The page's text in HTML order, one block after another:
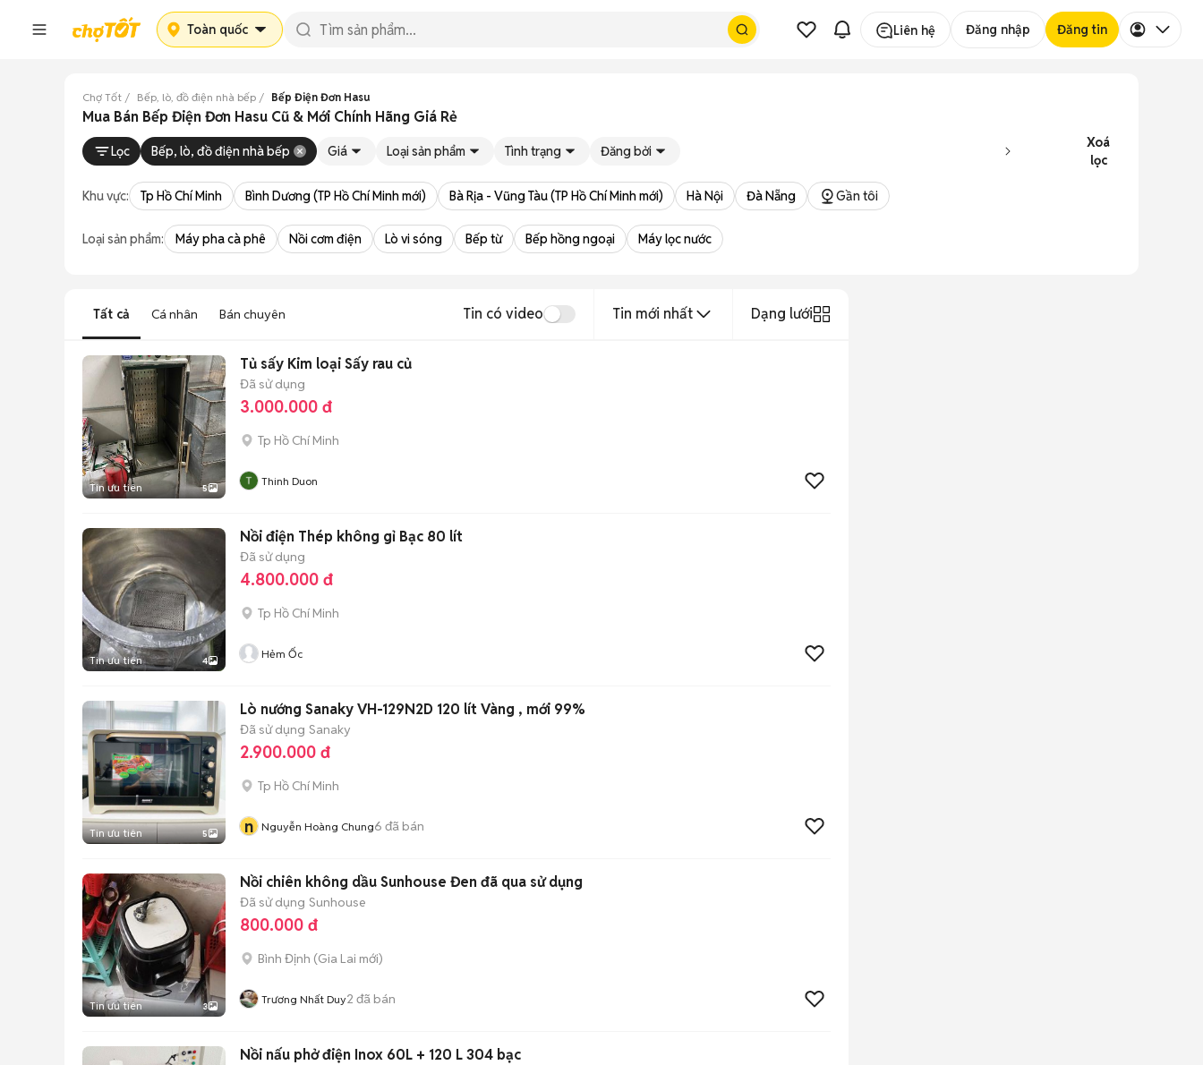
Toàn quốc Liên hệ Đăng nhập Đăng tin
Chợ Tốt Bếp, lò, đồ điện nhà bếp Bếp Điện Đơn Hasu
Mua Bán Bếp Điện Đơn Hasu Cũ & Mới Chính Hãng Giá Rẻ
Lọc Bếp, lò, đồ điện nhà bếp Giá Loại sản phẩm Tình trạng Đăng bởi
Xoá
lọc
Khu vực: Tp Hồ Chí Minh Bình Dương (TP Hồ Chí Minh mới) Bà Rịa - Vũng Tàu (TP Hồ Chí Minh mới) Hà Nội Đà Nẵng Gần tôi
Loại sản phẩm: Máy pha cà phê Nồi cơm điện Lò vi sóng Bếp từ Bếp hồng ngoại Máy lọc nước
Tất cả Cá nhân Bán chuyên Tin có video Tin mới nhất Dạng lưới
Tin ưu tiên 5
Tủ sấy Kim loại Sấy rau củ
Đã sử dụng
3.000.000 đ
Tp Hồ Chí Minh
Thinh Duon
Tin ưu tiên 4
Nồi điện Thép không gỉ Bạc 80 lít
Đã sử dụng
4.800.000 đ
Tp Hồ Chí Minh
Hẻm Ốc
Tin ưu tiên 5
Lò nướng Sanaky VH-129N2D 120 lít Vàng , mới 99%
Đã sử dụng Sanaky
2.900.000 đ
Tp Hồ Chí Minh
n Nguyễn Hoàng Chung6 đã bán
Tin ưu tiên 3
Nồi chiên không dầu Sunhouse Đen đã qua sử dụng
Đã sử dụng Sunhouse
800.000 đ
Bình Định (Gia Lai mới)
Trương Nhất Duy2 đã bán
Nồi nấu phở điện Inox 60L + 120 L 304 bạc